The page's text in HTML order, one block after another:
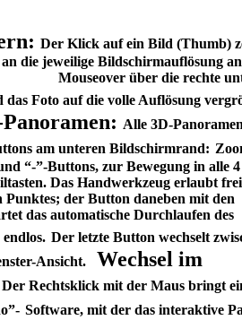
Der Klick auf ein Bild (Thumb)
die jeweilige Bildschirmauflösung
Mouseover über die rechte
Foto auf die volle Auflösung
Alle 3D-
am unteren Bildschirmrand:
“-”-Buttons, zur Bewegung in alle 4
Das Handwerkzeug erlaubt
Punktes; der Button daneben mit den
das automatische Durchlaufen des
Der letzte Button wechselt
Ansicht.
Wechsel im
Der Rechtsklick mit der Maus bringt
Software, mit der das interaktive